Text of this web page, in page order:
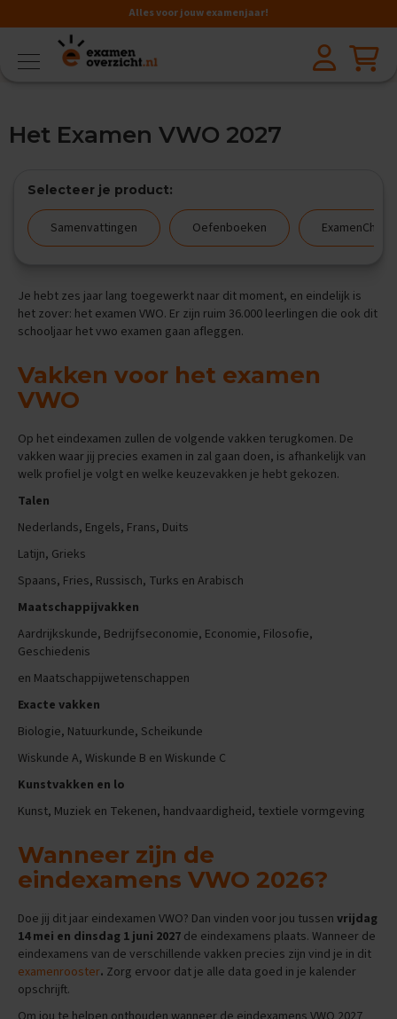
Alles voor jouw examenjaar!
VMBO
a
e
n
A
a
r
i
j
k
u
n
e
E
m
n
i
p
O
f
e
e
a
m
n
B
i
o
o
g
i
e
Selecteer je product:
Samenvattingen Oefenboeken
Het Examen VWO 2027
Je hebt zes jaar lang toegewerkt naar dit moment, en eindelijk is
het zover: het examen VWO. Er zijn ruim 36.000 leerlingen die ook dit
schooljaar het vwo examen gaan afleggen.
Vakken voor het examen
VWO
Op het eindexamen zullen de volgende vakken terugkomen. De
vakken waar jij precies examen in zal gaan doen, is afhankelijk van
welk profiel je volgt en welke keuzevakken je hebt gekozen.
Talen
Nederlands, Engels, Frans, Duits
Latijn, Grieks
Spaans, Fries, Russisch, Turks en Arabisch
Maatschappijvakken
Aardrijkskunde, Bedrijfseconomie, Economie, Filosofie,
Geschiedenis
en Maatschappijwetenschappen
Exacte vakken
Biologie, Natuurkunde, Scheikunde
Wiskunde A, Wiskunde B en Wiskunde C
Kunstvakken en lo
Kunst, Muziek en Tekenen, handvaardigheid, textiele vormgeving
Wanneer zijn de
eindexamens VWO 2026?
Doe jij dit jaar eindexamen VWO? Dan vinden voor jou tussen vrijdag
14 mei en dinsdag 1 juni 2027 de eindexamens plaats. Wanneer de
eindexamens van de verschillende vakken precies zijn vind je in dit
examenrooster. Zorg ervoor dat je alle data goed in je kalender
opschrijft.